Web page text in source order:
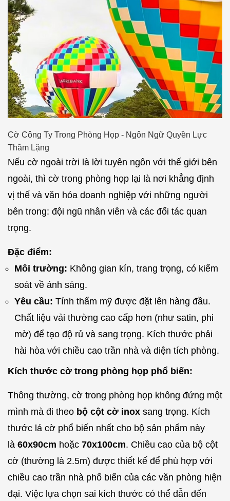
Cờ Công Ty Trong Phòng Họp - Ngôn Ngữ Quyền Lực
Thầm Lặng
Nếu cờ ngoài trời là lời tuyên ngôn với thế giới bên
ngoài, thì cờ trong phòng họp lại là nơi khẳng định
vị thế và văn hóa doanh nghiệp với những người
bên trong: đội ngũ nhân viên và các đối tác quan
trọng.
Đặc điểm:
Môi trường: Không gian kín, trang trọng, có kiểm
soát về ánh sáng.
Yêu cầu: Tính thẩm mỹ được đặt lên hàng đầu.
Chất liệu vải thường cao cấp hơn (như satin, phi
mờ) để tạo độ rủ và sang trọng. Kích thước phải
hài hòa với chiều cao trần nhà và diện tích phòng.
Kích thước cờ trong phòng họp phổ biến:
Thông thường, cờ trong phòng họp không đứng một
mình mà đi theo bộ cột cờ inox sang trọng. Kích
thước lá cờ phổ biến nhất cho bộ sản phẩm này
là 60x90cm hoặc 70x100cm. Chiều cao của bộ cột
cờ (thường là 2.5m) được thiết kế để phù hợp với
chiều cao trần nhà phổ biến của các văn phòng hiện
đại. Việc lựa chọn sai kích thước có thể dẫn đến